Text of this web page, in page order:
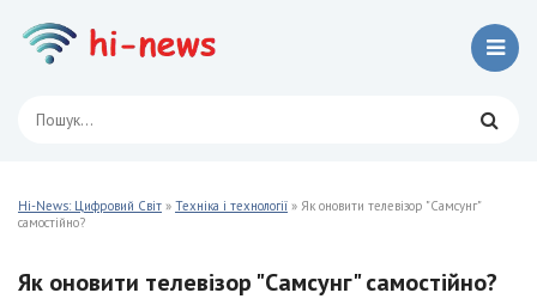
Hi-News: Цифровий Світ » Техніка і технології » Як оновити телевізор "Самсунг"
самостійно?
Як оновити телевізор "Самсунг" самостійно?